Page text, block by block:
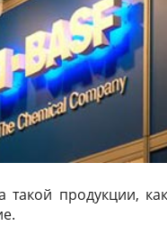
такой продукции,